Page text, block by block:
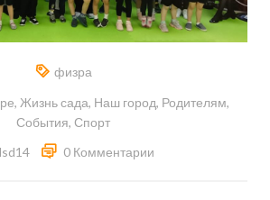
физра
, Жизнь сада, Наш город, Родителям,
События, Спорт
0 Комментарии